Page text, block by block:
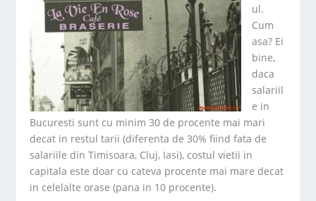
ul.
Cum
asa? Ei
bine,
daca
salariil
e in
Bucuresti sunt cu minim 30 de procente mai mari
decat in restul tarii (diferenta de 30% fiind fata de
salariile din Timisoara, Cluj, Iasi), costul vietii in
capitala este doar cu cateva procente mai mare decat
in celelalte orase (pana in 10 procente).